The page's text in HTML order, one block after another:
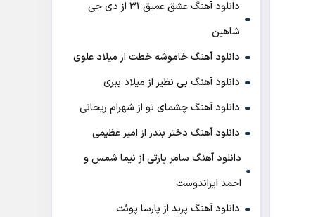
دانلود آهنگ عشق عمیق ۳۱ از دی جی
شاهین
دانلود آهنگ خاموشه خطت از میلاد علوی
دانلود آهنگ بی نظیر از میلاد ببری
دانلود آهنگ چشمای تو از شهرام ریحانی
دانلود آهنگ دختر بندر از امیر عظیمی
دانلود آهنگ سامر پارتی از نیما شمس و
احمد ایراندوست
دانلود آهنگ پرید از پارسا پوئت